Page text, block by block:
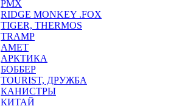
PMX
RIDGE MONKEY .FOX
TIGER, THERMOS
TRAMP
АМЕТ
АРКТИКА
БОББЕР
TOURIST, ДРУЖБА
КАНИСТРЫ
КИТАЙ